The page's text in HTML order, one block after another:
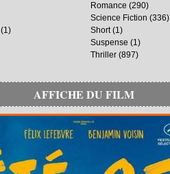
Romance (290)
Science Fiction (336)
(1) Short(1)
Suspense (1)
Thriller (897)
AFFICHE DU FILM